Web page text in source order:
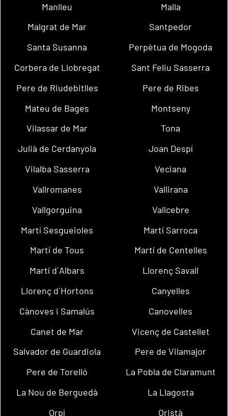
Manlleu
Malla
Malgrat de Mar
Santpedor
Santa Susanna
Perpètua de Mogoda
Corbera de Llobregat
Sant Feliu Sasserra
Pere de Riudebitlles
Pere de Ribes
Mateu de Bages
Montseny
Vilassar de Mar
Tona
Julià de Cerdanyola
Joan Despí
Vilalba Sasserra
Veciana
Vallromanes
Vallirana
Vallgorguina
Vallcebre
Martí Sesgueioles
Martí Sarroca
Martí de Tous
Martí de Centelles
Martí d´Albars
Llorenç Savall
Llorenç d´Hortons
Canyelles
Cànoves i Samalús
Canovelles
Canet de Mar
Vicenç de Castellet
Salvador de Guardiola
Pere de Vilamajor
Pere de Torelló
La Pobla de Claramunt
La Nou de Berguedà
La Llagosta
Orpí
Oristà